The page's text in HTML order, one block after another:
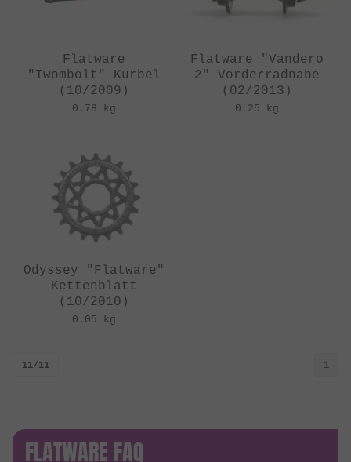
Flatware
"Twombolt" Kurbel
(10/2009)
0.78 kg
Flatware "Vandero
2" Vorderradnabe
(02/2013)
0.25 kg
Odyssey "Flatware"
Kettenblatt
(10/2010)
0.05 kg
11/11 1
FLATWARE FAQ